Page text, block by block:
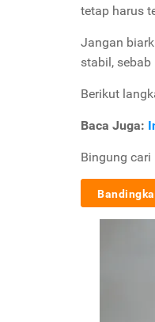
tetap harus
Jangan
stabil,
Berikut
Baca Juga:
Bingung cari